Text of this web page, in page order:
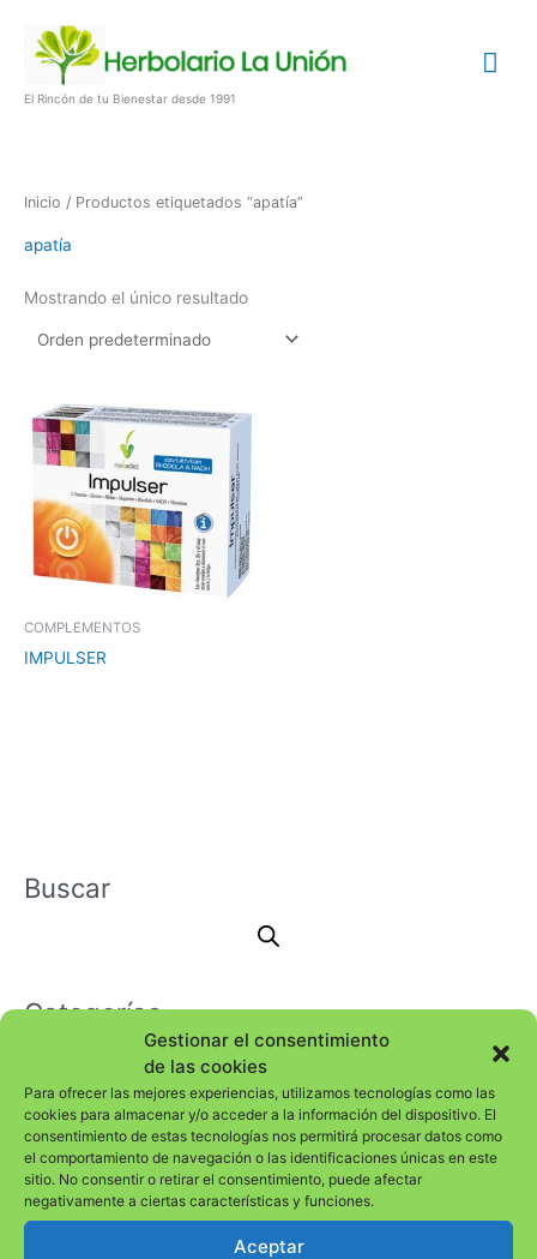
Gestionar el consentimiento
de las cookies
Para ofrecer las mejores experiencias, utilizamos tecnologías como las
cookies para almacenar y/o acceder a la información del dispositivo. El
consentimiento de estas tecnologías nos permitirá procesar datos como
el comportamiento de navegación o las identificaciones únicas en este
sitio. No consentir o retirar el consentimiento, puede afectar
negativamente a ciertas características y funciones.
Aceptar
contenido
El Rincón de tu Bienestar desde 1991
Buscar
Categorías
Selecciona una categoría
Inicio / Productos etiquetados “apatía”
apatía
Mostrando el único resultado
COMPLEMENTOS
IMPULSER
Encuéntranos